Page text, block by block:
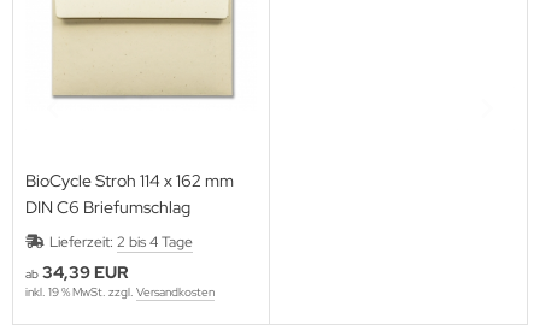
BioCycle Stroh 114 x 162 mm
DIN C6 Briefumschlag
Lieferzeit: 2 bis 4 Tage
ab 34,39 EUR
inkl. 19 % MwSt. zzgl. Versandkosten